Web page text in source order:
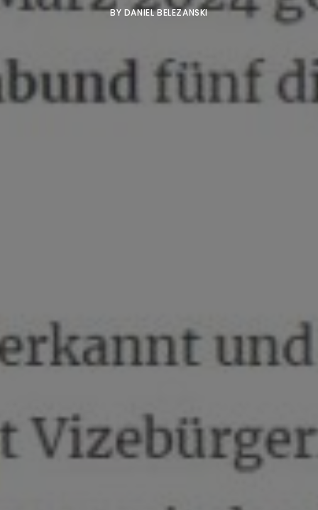
BY DANIEL BELEZANSKI